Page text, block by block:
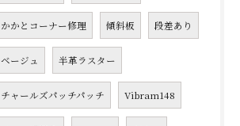
かかとコーナー修理 傾斜板 段差あり
ベージュ 半革ラスター
チャールズパッチパッチ Vibram148